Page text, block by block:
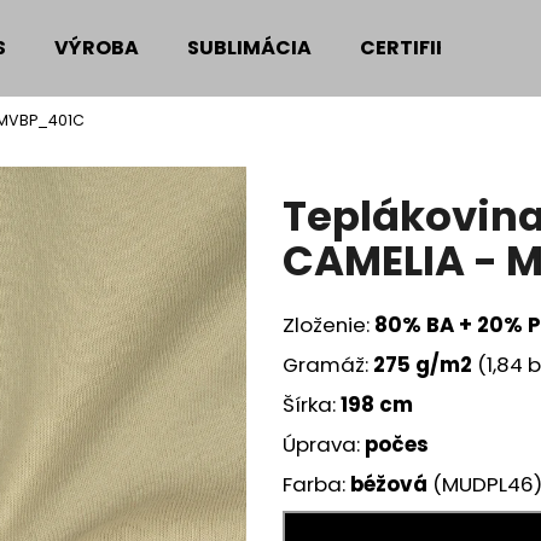
VÝROBA SUBLIMÁCIA CERTIFIKÁTY
CAMELIA -
Zloženie: 80% BA + 20%
Gramáž: 275 g/m2 (1,84
Šírka:198 cm
Úprava: počes
Farba: béžová (MUDPL46)
Čo potrebujete nájsť?
HĽADAŤ
Odporúčame